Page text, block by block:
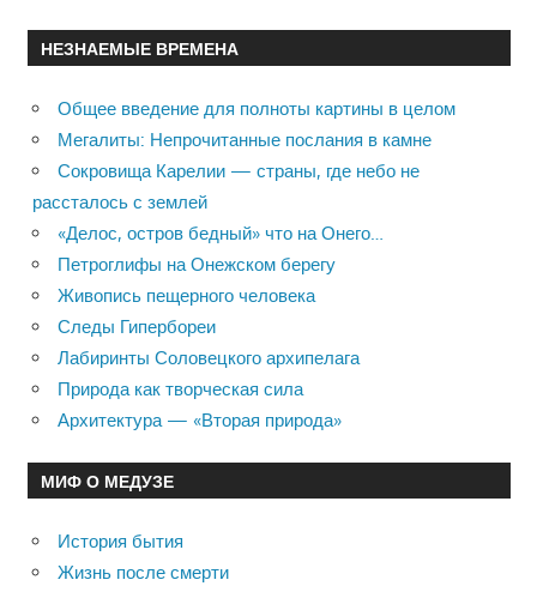
НЕЗНАЕМЫЕ ВРЕМЕНА
Общее введение для полноты картины в целом
Мегалиты: Непрочитанные послания в камне
Сокровища Карелии — страны, где небо не
рассталось с землей
«Делос, остров бедный» что на Онего…
Петроглифы на Онежском берегу
Живопись пещерного человека
Следы Гипербореи
Лабиринты Соловецкого архипелага
Природа как творческая сила
Архитектура — «Вторая природа»
МИФ О МЕДУЗЕ
История бытия
Жизнь после смерти